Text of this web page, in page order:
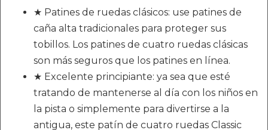
★ Patines de ruedas clásicos: use patines de
caña alta tradicionales para proteger sus
tobillos. Los patines de cuatro ruedas clásicas
son más seguros que los patines en línea.
★ Excelente principiante: ya sea que esté
tratando de mantenerse al día con los niños en
la pista o simplemente para divertirse a la
antigua, este patín de cuatro ruedas Classic